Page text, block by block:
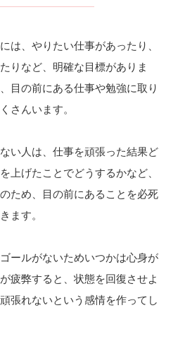
は、やりたい仕事があったり、
りなど、明確な目標がありま
目の前にある仕事や勉強に取り
さんいます。
い人は、仕事を頑張った結果ど
上げたことでどうするかなど、
ため、目の前にあることを必死
ます。
ールがないためいつかは心身が
疲弊すると、状態を回復させよ
張れないという感情を作ってし